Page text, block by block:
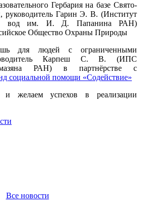
Гербария на базе Свято-
руководитель Гарин Э. В. (Институт
вод им. И. Д. Папанина РАН)
Общество Охраны Природы
для людей с ограниченными
Карпеш С. В. (ИПС
РАН) в партнёрстве с
социальной помощи «Содействие»
и желаем успехов в реализации
Все новости